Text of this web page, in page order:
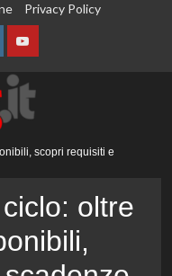
Privacy Policy
YouTube
scopri requisiti e
oltre